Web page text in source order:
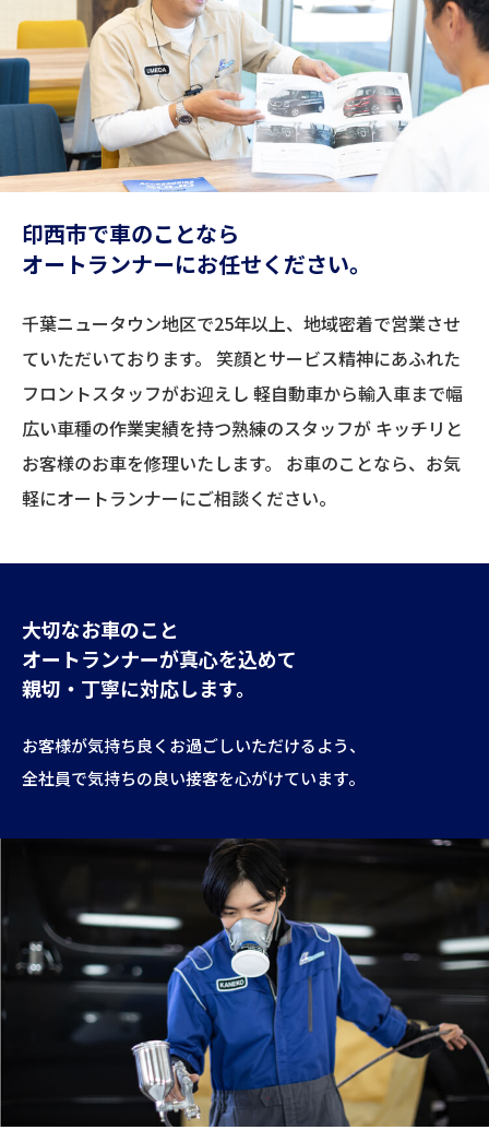
印西市で車のことなら
オートランナーにお任せください。
千葉ニュータウン地区で25年以上、地域密着で営業させ
ていただいております。 笑顔とサービス精神にあふれた
フロントスタッフがお迎えし 軽自動車から輸入車まで幅
広い車種の作業実績を持つ熟練のスタッフが キッチリと
お客様のお車を修理いたします。 お車のことなら、お気
軽にオートランナーにご相談ください。
大切なお車のこと
オートランナーが真心を込めて
親切・丁寧に対応します。
お客様が気持ち良くお過ごしいただけるよう、
全社員で気持ちの良い接客を心がけています。